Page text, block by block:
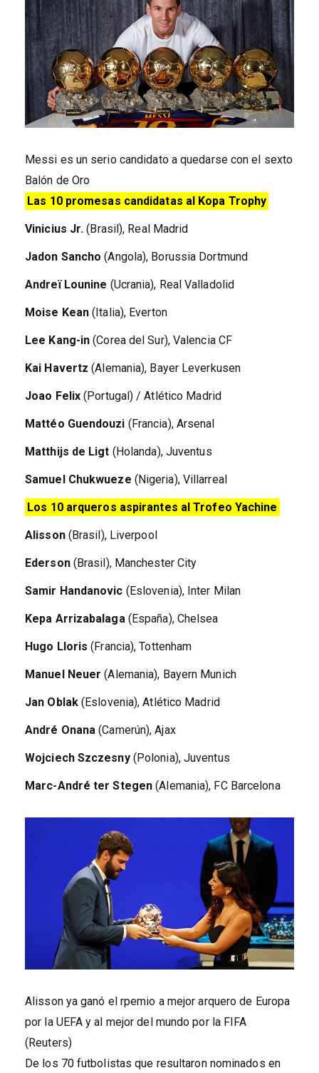
Messi es un serio candidato a quedarse con el sexto
Balón de Oro
Las 10 promesas candidatas al Kopa Trophy
Vinicius Jr. (Brasil), Real Madrid
Jadon Sancho (Angola), Borussia Dortmund
Andreï Lounine (Ucrania), Real Valladolid
Moise Kean(Italia), Everton
Lee Kang-in (Corea del Sur), Valencia CF
Kai Havertz(Alemania), Bayer Leverkusen
Joao Felix (Portugal) / Atlético Madrid
Mattéo Guendouzi (Francia), Arsenal
Matthijs de Ligt (Holanda), Juventus
Samuel Chukwueze (Nigeria), Villarreal
Los 10 arqueros aspirantes al Trofeo Yachine
Alisson (Brasil), Liverpool
Ederson(Brasil), Manchester City
Samir Handanovic (Eslovenia), Inter Milan
Kepa Arrizabalaga (España), Chelsea
Hugo Lloris (Francia), Tottenham
Manuel Neuer (Alemania), Bayern Munich
Jan Oblak(Eslovenia), Atlético Madrid
André Onana (Camerún), Ajax
Wojciech Szczesny(Polonia), Juventus
Marc-André ter Stegen (Alemania), FC Barcelona
Alisson ya ganó el rpemio a mejor arquero de Europa
por la UEFA y al mejor del mundo por la FIFA
(Reuters)
De los 70 futbolistas que resultaron nominados en